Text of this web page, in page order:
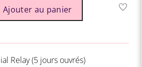
Ajouter au panier
Relay (5 jours ouvrés)